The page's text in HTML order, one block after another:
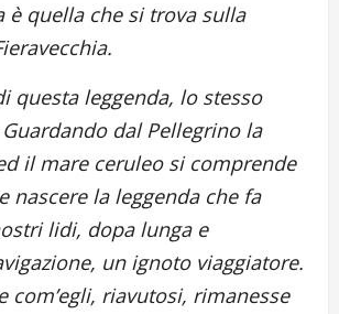
è quella che si trova sulla
questa leggenda, lo stesso
dal Pellegrino la
il mare ceruleo si comprende
nascere la leggenda che fa
lidi, dopa lunga e
un ignoto viaggiatore.
com’egli, riavutosi, rimanesse